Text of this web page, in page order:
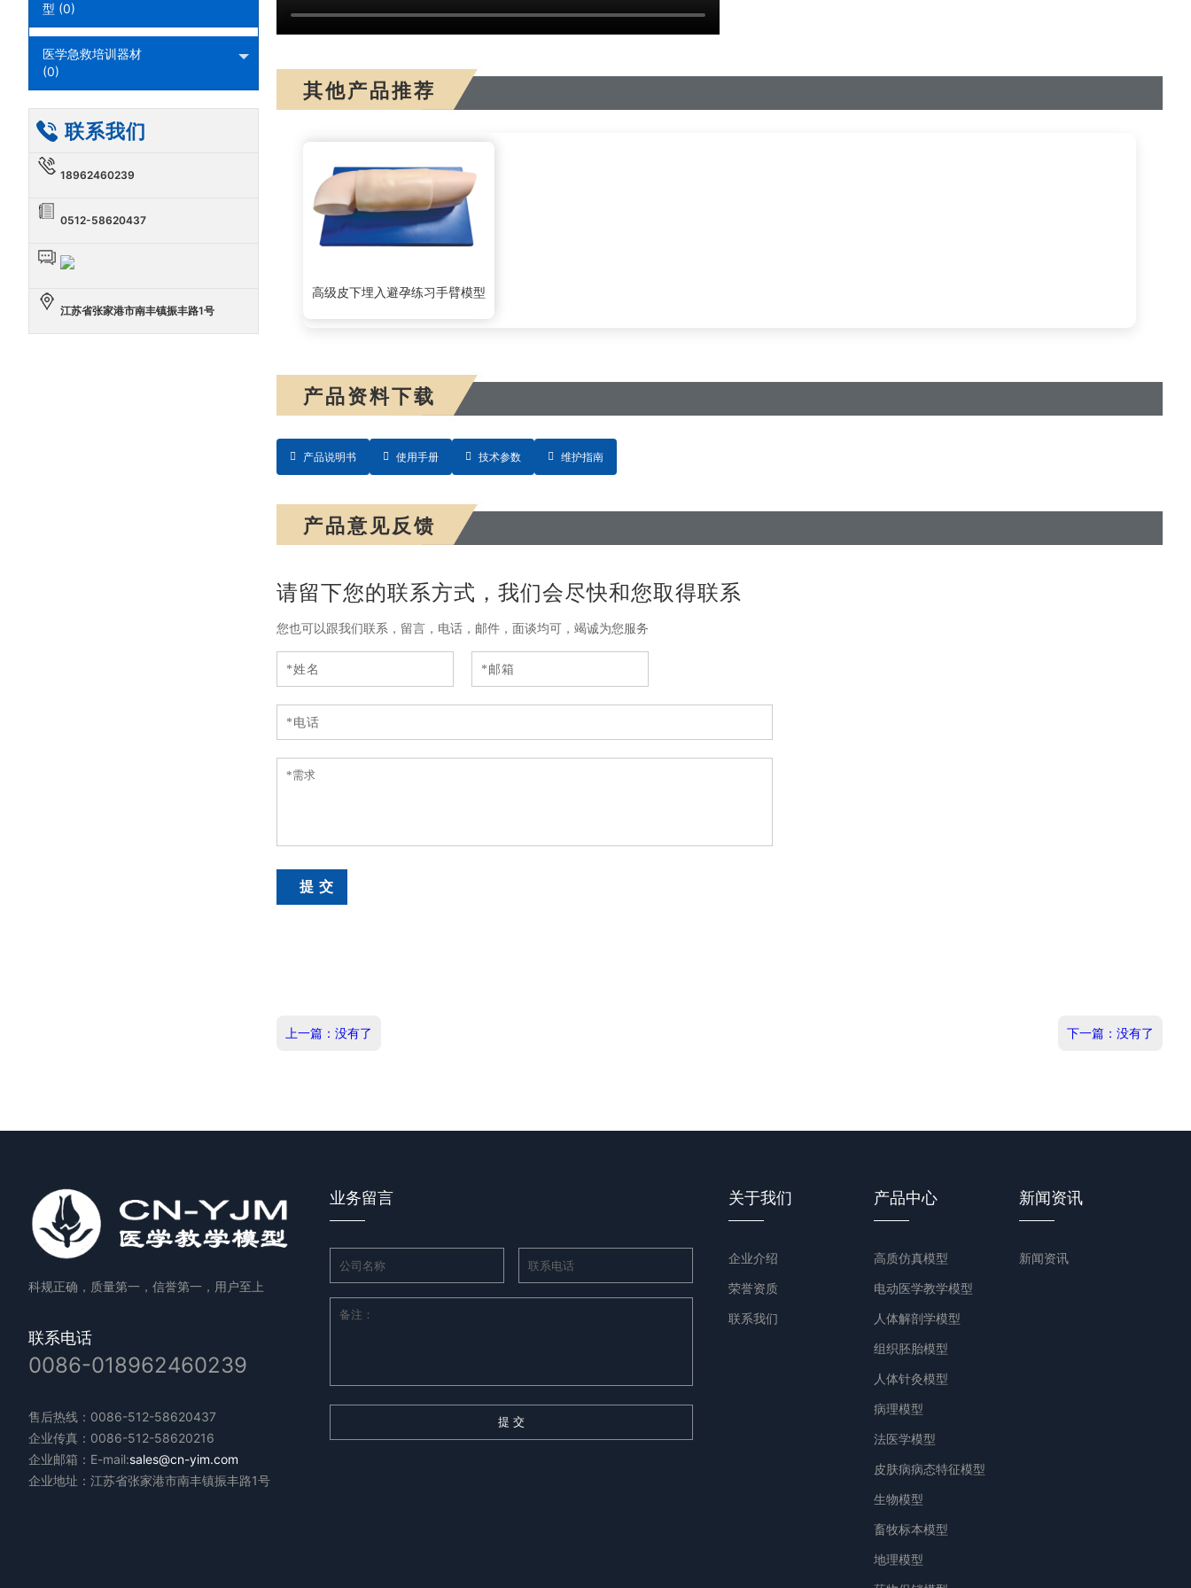
其他产品推荐
高级皮下埋入避孕练习手臂模型
产品资料下载
产品说明书 使用手册 技术参数 维护指南
产品意见反馈
请留下您的联系方式，我们会尽快和您取得联系
您也可以跟我们联系，留言，电话，邮件，面谈均可，竭诚为您服务
上一篇：没有了 下一篇：没有了
型 (0)
医学急救培训器材
(0)
联系我们
18962460239
0512-58620437
江苏省张家港市南丰镇振丰路1号
科规正确，质量第一，信誉第一，用户至上
联系电话
0086-018962460239
售后热线：0086-512-58620437
企业传真：0086-512-58620216
企业邮箱：E-mail:sales@cn-yim.com
企业地址：江苏省张家港市南丰镇振丰路1号
业务留言
提 交
关于我们
企业介绍
荣誉资质
联系我们
产品中心
高质仿真模型
电动医学教学模型
人体解剖学模型
组织胚胎模型
人体针灸模型
病理模型
法医学模型
皮肤病病态特征模型
生物模型
畜牧标本模型
地理模型
新闻资讯
新闻资讯